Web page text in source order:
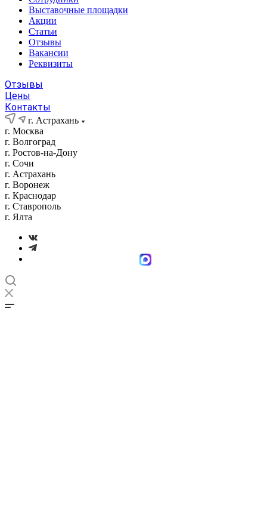
Выставочные площадки
Акции
Статьи
Отзывы
Вакансии
Реквизиты
Отзывы
Цены
Контакты
г. Астрахань
г. Москва
г. Волгоград
г. Ростов-на-Дону
г. Сочи
г. Астрахань
г. Воронеж
г. Краснодар
г. Ставрополь
г. Ялта